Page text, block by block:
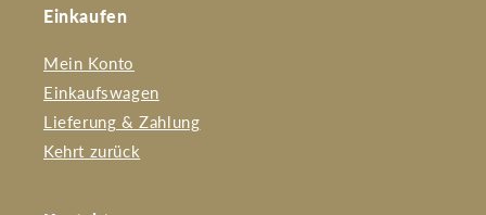
Einkaufen
Mein Konto
Einkaufswagen
Lieferung & Zahlung
Kehrt zurück